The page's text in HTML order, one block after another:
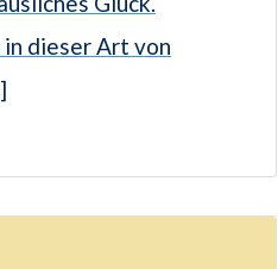
dieser Art von